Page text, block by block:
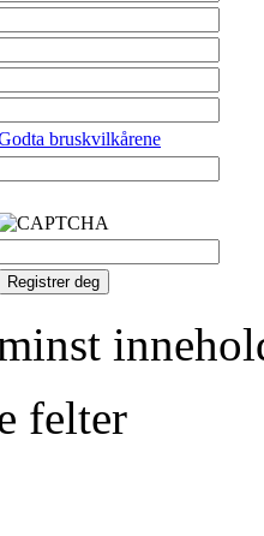
bruskvilkårene
felter